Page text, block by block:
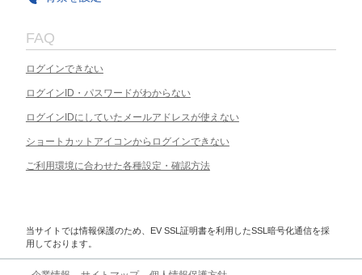
FAQ
ログインできない
ログインID・パスワードがわからない
ログインIDにしていたメールアドレスが使えない
ショートカットアイコンからログインできない
ご利用環境に合わせた各種設定・確認方法
当サイトでは情報保護のため、EV SSL証明書を利用したSSL暗号化通信を採
用しております。